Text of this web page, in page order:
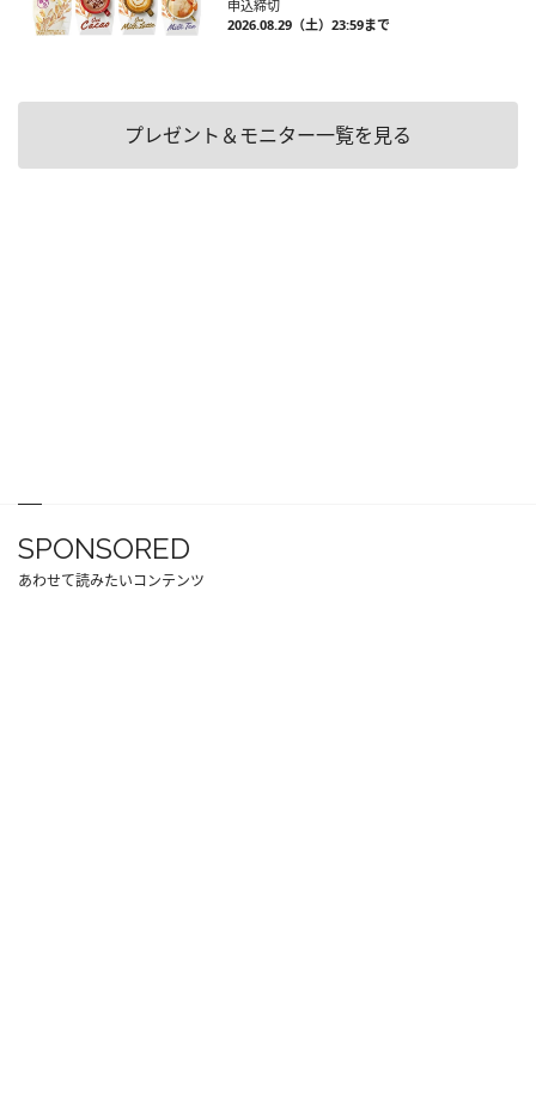
申込締切
2026.08.29（土）23:59まで
プレゼント＆モニター一覧を見る
SPONSORED
あわせて読みたいコンテンツ